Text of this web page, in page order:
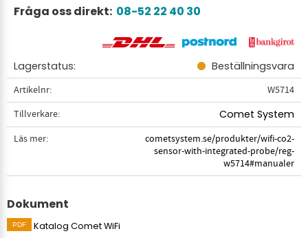
Fråga oss direkt: 08-52 22 40 30
Lagerstatus Beställningsvara
Artikelnr
W5714
Tillverkare
Comet System
Läs mer
cometsystem.se/produkter/wifi-co2-
sensor-with-integrated-probe/reg-
w5714#manualer
Dokument
Katalog Comet WiFi